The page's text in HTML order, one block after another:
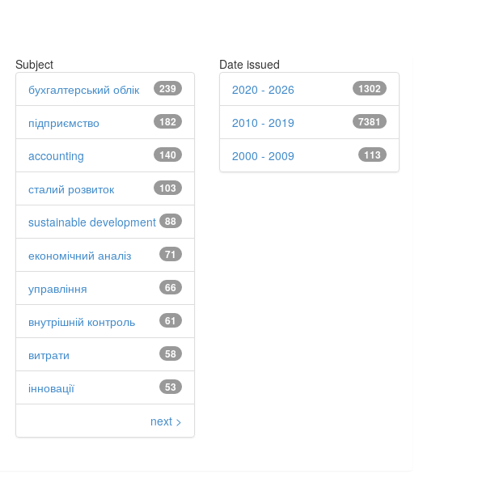
Subject
239
бухгалтерський облік
182
підприємство
140
accounting
103
сталий розвиток
88
sustainable development
71
економічний аналіз
66
управління
61
внутрішній контроль
58
витрати
53
інновації
next >
Date issued
1302
2020 - 2026
7381
2010 - 2019
113
2000 - 2009